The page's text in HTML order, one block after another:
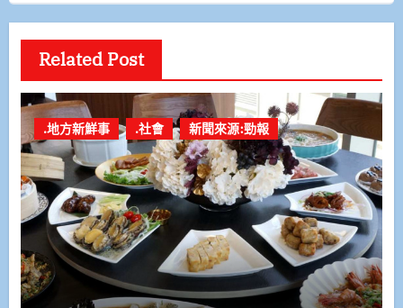
Related Post
.地方新鮮事 .社會 新聞來源:勁報